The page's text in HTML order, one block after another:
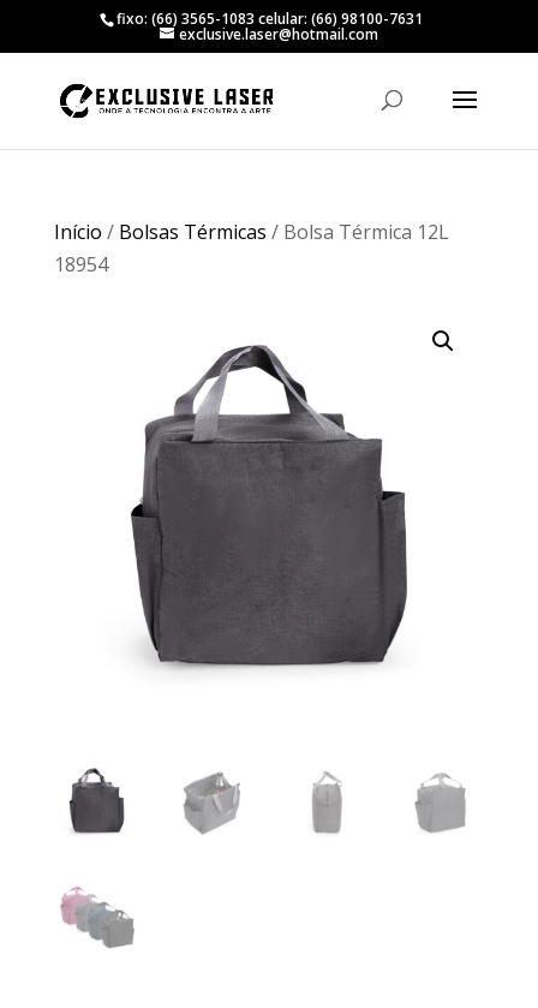
fixo: (66) 3565-1083 celular: (66) 98100-7631
exclusive.laser@hotmail.com
Início / Bolsas Térmicas / Bolsa Térmica 12L
18954